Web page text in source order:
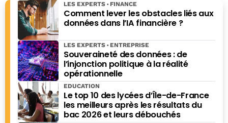
Comment lever les obstacles liés aux
données dans l’IA financière ?
LES EXPERTS FINANCE
Souveraineté des données : de
l’injonction politique à la réalité
opérationnelle
LES EXPERTS ENTREPRISE
Le top 10 des lycées d’Île-de-France
les meilleurs après les résultats du
bac 2026 et leurs débouchés
EDUCATION